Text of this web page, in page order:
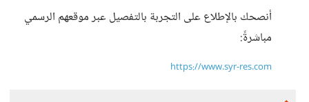
أنصحك بالإطلاع على التجربة بالتفصيل عبر موقعهم الرسمي
مباشرةً:
https://www.syr-res.com